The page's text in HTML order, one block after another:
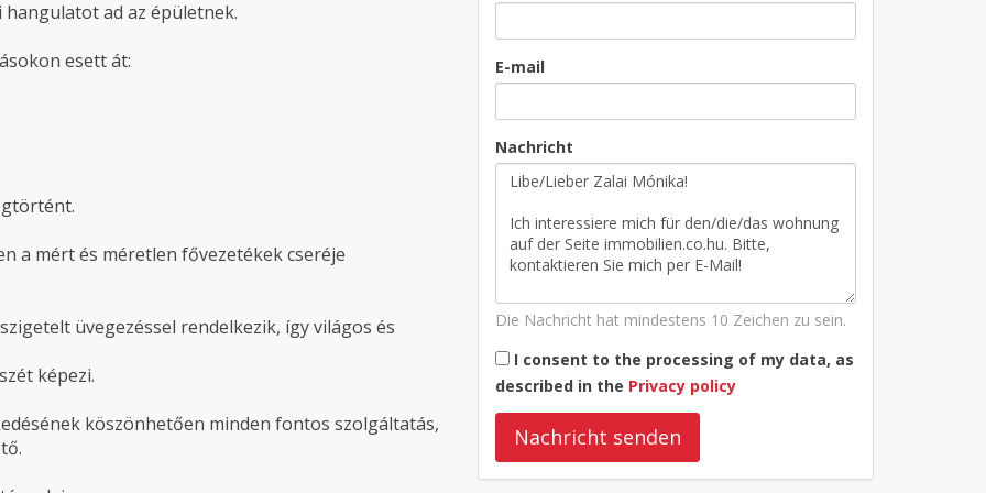
E-mail
Nachricht
Die Nachricht hat mindestens 10 Zeichen zu sein.
I consent to the processing of my data, as
described in the Privacy policy
Nachricht senden
ad az épületnek.
esett át:
a mért és méretlen fővezetékek cseréje
üvegezéssel rendelkezik, így világos és
képezi.
köszönhetően minden fontos szolgáltatás,